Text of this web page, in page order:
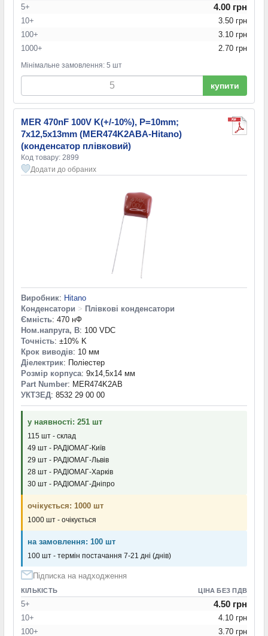
5+ 4.00 грн
10+
3.50 грн
100+
3.10 грн
1000+
2.70 грн
Мінімальне замовлення: 5 шт
купити
MER 470nF 100V K(+/-10%), P=10mm;
7x12,5x13mm (MER474K2ABA-Hitano)
(конденсатор плівковий)
Код товару: 2899
Додати до обраних
Виробник: Hitano
Конденсатори > Плівкові конденсатори
Ємність: 470 нФ
Ном.напруга, В: 100 VDC
Точність: ±10% K
Крок виводів: 10 мм
Діелектрик: Поліестер
Розмір корпуса: 9x14,5x14 мм
Part Number: MER474K2AB
УКТЗЕД: 8532 29 00 00
у наявності: 251 шт
115 шт - склад
49 шт - РАДІОМАГ-Київ
29 шт - РАДІОМАГ-Львів
28 шт - РАДІОМАГ-Харків
30 шт - РАДІОМАГ-Дніпро
очікується: 1000 шт
1000 шт - очікується
на замовлення: 100 шт
100 шт - термін постачання 7-21 дні (днів)
Підписка на надходження
КІЛЬКІСТЬ ЦІНА БЕЗ ПДВ
5+ 4.50 грн
10+
4.10 грн
100+
3.70 грн